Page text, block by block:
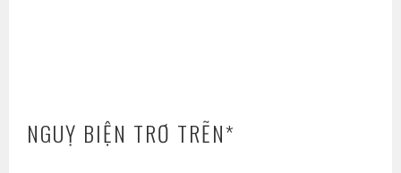
NGUỴ BIỆN TRƠ TRẼN*